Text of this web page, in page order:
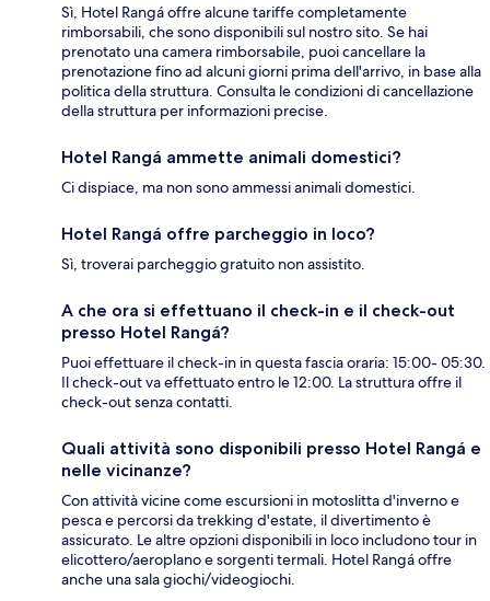
Sì, Hotel Rangá offre alcune tariffe completamente
rimborsabili, che sono disponibili sul nostro sito. Se hai
prenotato una camera rimborsabile, puoi cancellare la
prenotazione fino ad alcuni giorni prima dell'arrivo, in base alla
politica della struttura. Consulta le condizioni di cancellazione
della struttura per informazioni precise.
Hotel Rangá ammette animali domestici?
Ci dispiace, ma non sono ammessi animali domestici.
Hotel Rangá offre parcheggio in loco?
Sì, troverai parcheggio gratuito non assistito.
A che ora si effettuano il check-in e il check-out
presso Hotel Rangá?
Puoi effettuare il check-in in questa fascia oraria: 15:00- 05:30.
Il check-out va effettuato entro le 12:00. La struttura offre il
check-out senza contatti.
Quali attività sono disponibili presso Hotel Rangá e
nelle vicinanze?
Con attività vicine come escursioni in motoslitta d'inverno e
pesca e percorsi da trekking d'estate, il divertimento è
assicurato. Le altre opzioni disponibili in loco includono tour in
elicottero/aeroplano e sorgenti termali. Hotel Rangá offre
anche una sala giochi/videogiochi.